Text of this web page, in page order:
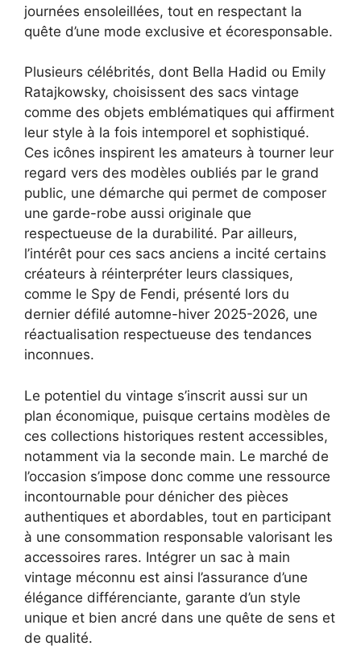
journées ensoleillées, tout en respectant la
quête d’une mode exclusive et écoresponsable.
Plusieurs célébrités, dont Bella Hadid ou Emily
Ratajkowsky, choisissent des sacs vintage
comme des objets emblématiques qui affirment
leur style à la fois ­intemporel et sophistiqué.
Ces icônes inspirent les amateurs à tourner leur
regard vers des modèles oubliés par le grand
public, une démarche qui permet de composer
une garde-robe aussi originale que
respectueuse de la durabilité. Par ailleurs,
l’intérêt pour ces sacs anciens a incité certains
créateurs à réinterpréter leurs classiques,
comme le Spy de Fendi, présenté lors du
dernier défilé automne-hiver 2025-2026, une
réactualisation respectueuse des tendances
inconnues.
Le potentiel du vintage s’inscrit aussi sur un
plan économique, puisque certains modèles de
ces collections historiques restent accessibles,
notamment via la seconde main. Le marché de
l’occasion s’impose donc comme une ressource
incontournable pour dénicher des pièces
authentiques et abordables, tout en participant
à une consommation responsable valorisant les
accessoires rares. Intégrer un sac à main
vintage méconnu est ainsi l’assurance d’une
élégance différenciante, garante d’un style
unique et bien ancré dans une quête de sens et
de qualité.